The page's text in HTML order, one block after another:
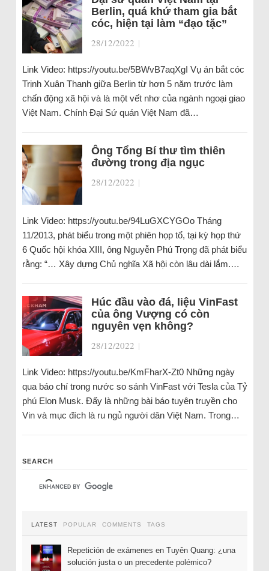
Berlin, quá khứ tham gia bắt
cóc, hiện tại làm “đạo tặc”
28/12/2022 |
Link Video: https://youtu.be/5BWvB7aqXgI Vụ án bắt cóc
Trịnh Xuân Thanh giữa Berlin từ hơn 5 năm trước làm
chấn động xã hội và là một vết nhơ của ngành ngoại giao
Việt Nam. Chính Đại Sứ quán Việt Nam đã…
Ông Tổng Bí thư tìm thiên
đường trong địa ngục
28/12/2022 |
Link Video: https://youtu.be/94LuGXCYGOo Tháng
11/2013, phát biểu trong một phiên họp tổ, tại kỳ họp thứ
6 Quốc hội khóa XIII, ông Nguyễn Phú Trọng đã phát biểu
rằng: “… Xây dựng Chủ nghĩa Xã hội còn lâu dài lắm.…
Húc đầu vào đá, liệu VinFast
của ông Vượng có còn
nguyên vẹn không?
28/12/2022 |
Link Video: https://youtu.be/KmFharX-Zt0 Những ngày
qua báo chí trong nước so sánh VinFast với Tesla của Tỷ
phú Elon Musk. Đấy là những bài báo tuyên truyền cho
Vin và mục đích là ru ngủ người dân Việt Nam. Trong…
SEARCH
LATEST POPULAR COMMENTS TAGS
Repetición de exámenes en Tuyên Quang: ¿una
solución justa o un precedente polémico?